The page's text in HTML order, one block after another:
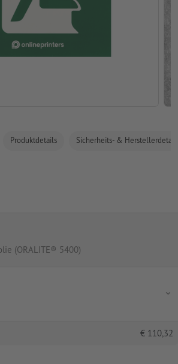
Produktdetails Sicherheits- &
Merkliste
(ORALITE® 5400)
€ 110,32